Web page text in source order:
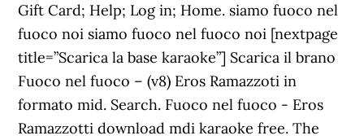
Gift Card; Help; Log in; Home. siamo fuoco nel
fuoco noi siamo fuoco nel fuoco noi [nextpage
title=”Scarica la base karaoke”] Scarica il brano
Fuoco nel fuoco – (v8) Eros Ramazzoti in
formato mid. Search. Fuoco nel fuoco - Eros
Ramazzotti download mdi karaoke free. The